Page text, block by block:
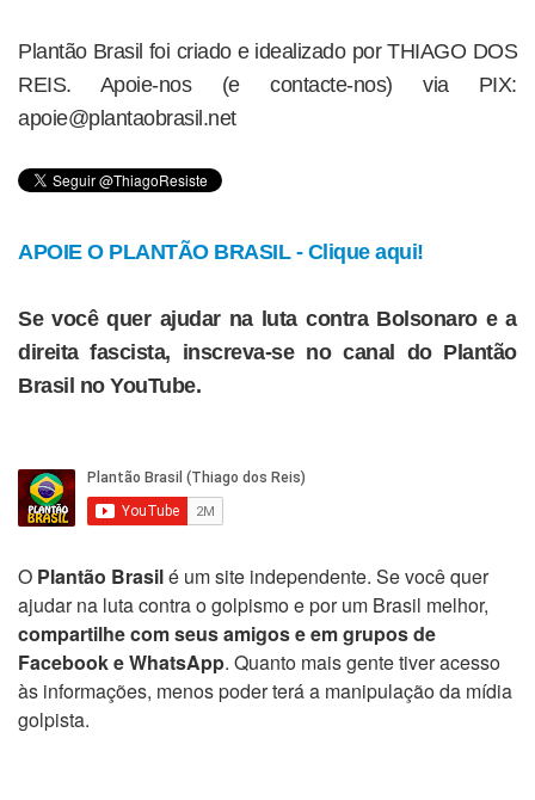
Plantão Brasil foi criado e idealizado por THIAGO DOS
REIS. Apoie-nos (e contacte-nos) via PIX:
apoie@plantaobrasil.net
APOIE O PLANTÃO BRASIL - Clique aqui!
Se você quer ajudar na luta contra Bolsonaro e a
direita fascista, inscreva-se no canal do Plantão
Brasil no YouTube.
O Plantão Brasilé um site independente. Se você quer
ajudar na luta contra o golpismo e por um Brasil melhor,
compartilhe com seus amigos e em grupos de
Facebook e WhatsApp. Quanto mais gente tiver acesso
às informações, menos poder terá a manipulação da mídia
golpista.